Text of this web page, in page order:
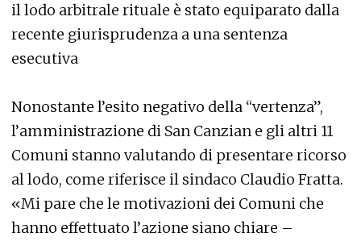
il lodo arbitrale rituale è stato equiparato dalla
recente giurisprudenza a una sentenza
esecutiva
Nonostante l’esito negativo della “vertenza”,
l’amministrazione di San Canzian e gli altri 11
Comuni stanno valutando di presentare ricorso
al lodo, come riferisce il sindaco Claudio Fratta.
«Mi pare che le motivazioni dei Comuni che
hanno effettuato l’azione siano chiare –